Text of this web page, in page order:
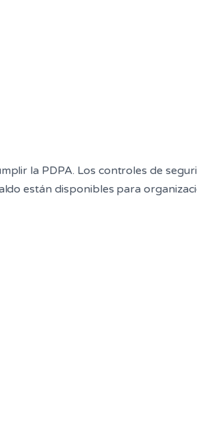
la PDPA. Los controles de
están disponibles para